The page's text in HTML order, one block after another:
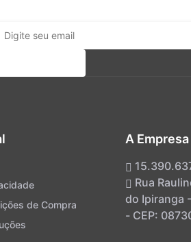
de Compra
A Empresa
Rua
do Ipiranga
- CEP: